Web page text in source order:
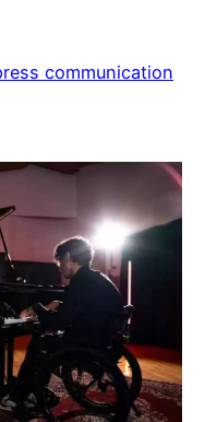
communication